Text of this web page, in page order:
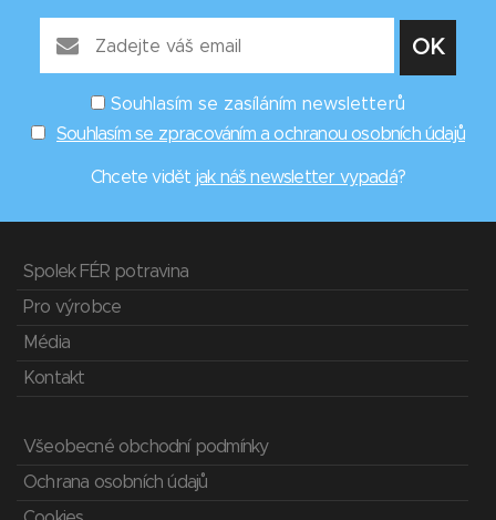
Souhlasím se zasíláním newsletterů
Souhlasím se zpracováním a ochranou osobních údajů
Chcete vidět jak náš newsletter vypadá?
Spolek FÉR potravina
Pro výrobce
Média
Kontakt
Všeobecné obchodní podmínky
Ochrana osobních údajů